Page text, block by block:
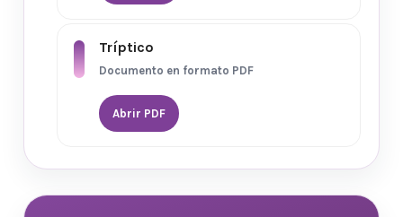
Tríptico
Documento en formato PDF
Abrir PDF